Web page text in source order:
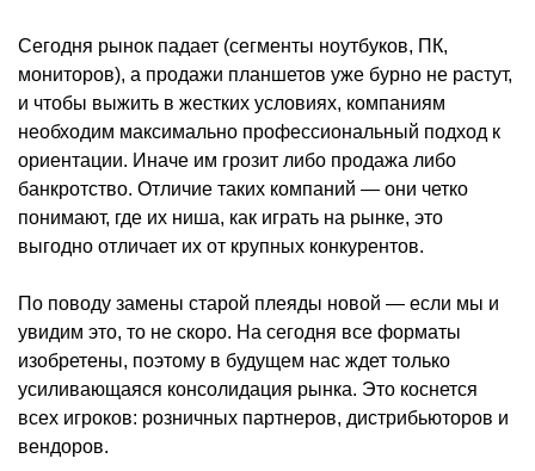
Сегодня рынок падает (сегменты ноутбуков, ПК,
мониторов), а продажи планшетов уже бурно не растут,
и чтобы выжить в жестких условиях, компаниям
необходим максимально профессиональный подход к
ориентации. Иначе им грозит либо продажа либо
банкротство. Отличие таких компаний — они четко
понимают, где их ниша, как играть на рынке, это
выгодно отличает их от крупных конкурентов.
По поводу замены старой плеяды новой — если мы и
увидим это, то не скоро. На сегодня все форматы
изобретены, поэтому в будущем нас ждет только
усиливающаяся консолидация рынка. Это коснется
всех игроков: розничных партнеров, дистрибьюторов и
вендоров.